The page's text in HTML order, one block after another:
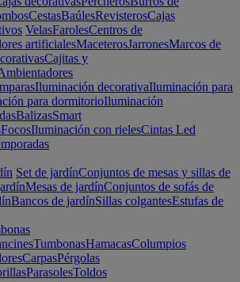
CestasBaúlesRevisterosCajas
VelasFarolesCentros de
artificialesMaceterosJarronesMarcos de
Cajitas y
Iluminación decorativaIluminación para
para dormitorioIluminación
BalizasSmart
FocosIluminación con rielesCintas Led
Set de jardínConjuntos de mesas y sillas de
Mesas de jardínConjuntos de sofás de
Bancos de jardínSillas colgantesEstufas de
TumbonasHamacasColumpios
CarpasPérgolas
ParasolesToldos